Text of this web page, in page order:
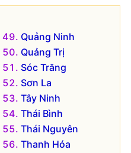
Quảng Ninh
Quảng Trị
Sóc Trăng
Sơn La
Tây Ninh
Thái Bình
Thái Nguyên
Thanh Hóa